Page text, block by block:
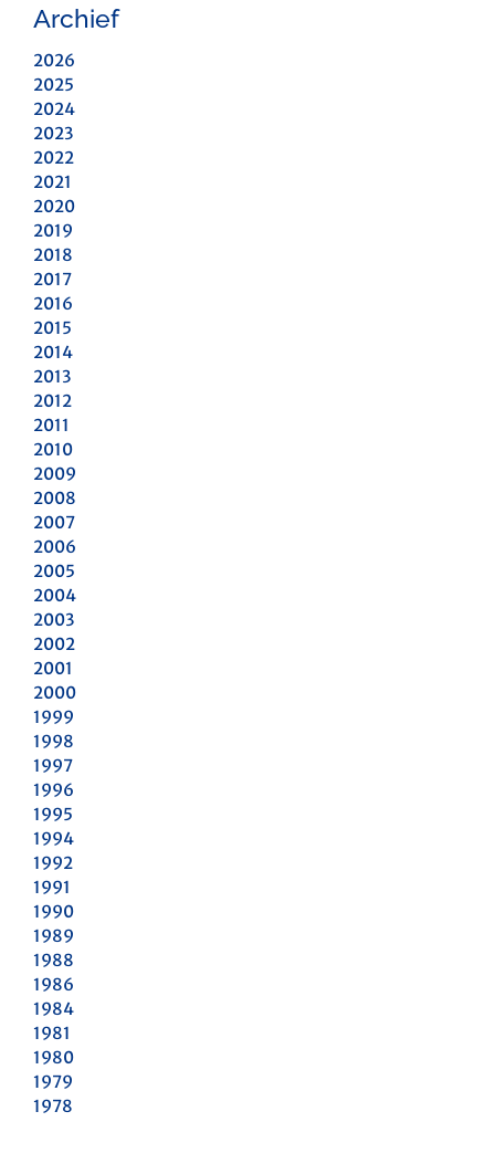
Archief
2026
2025
2024
2023
2022
2021
2020
2019
2018
2017
2016
2015
2014
2013
2012
2011
2010
2009
2008
2007
2006
2005
2004
2003
2002
2001
2000
1999
1998
1997
1996
1995
1994
1992
1991
1990
1989
1988
1986
1984
1981
1980
1979
1978